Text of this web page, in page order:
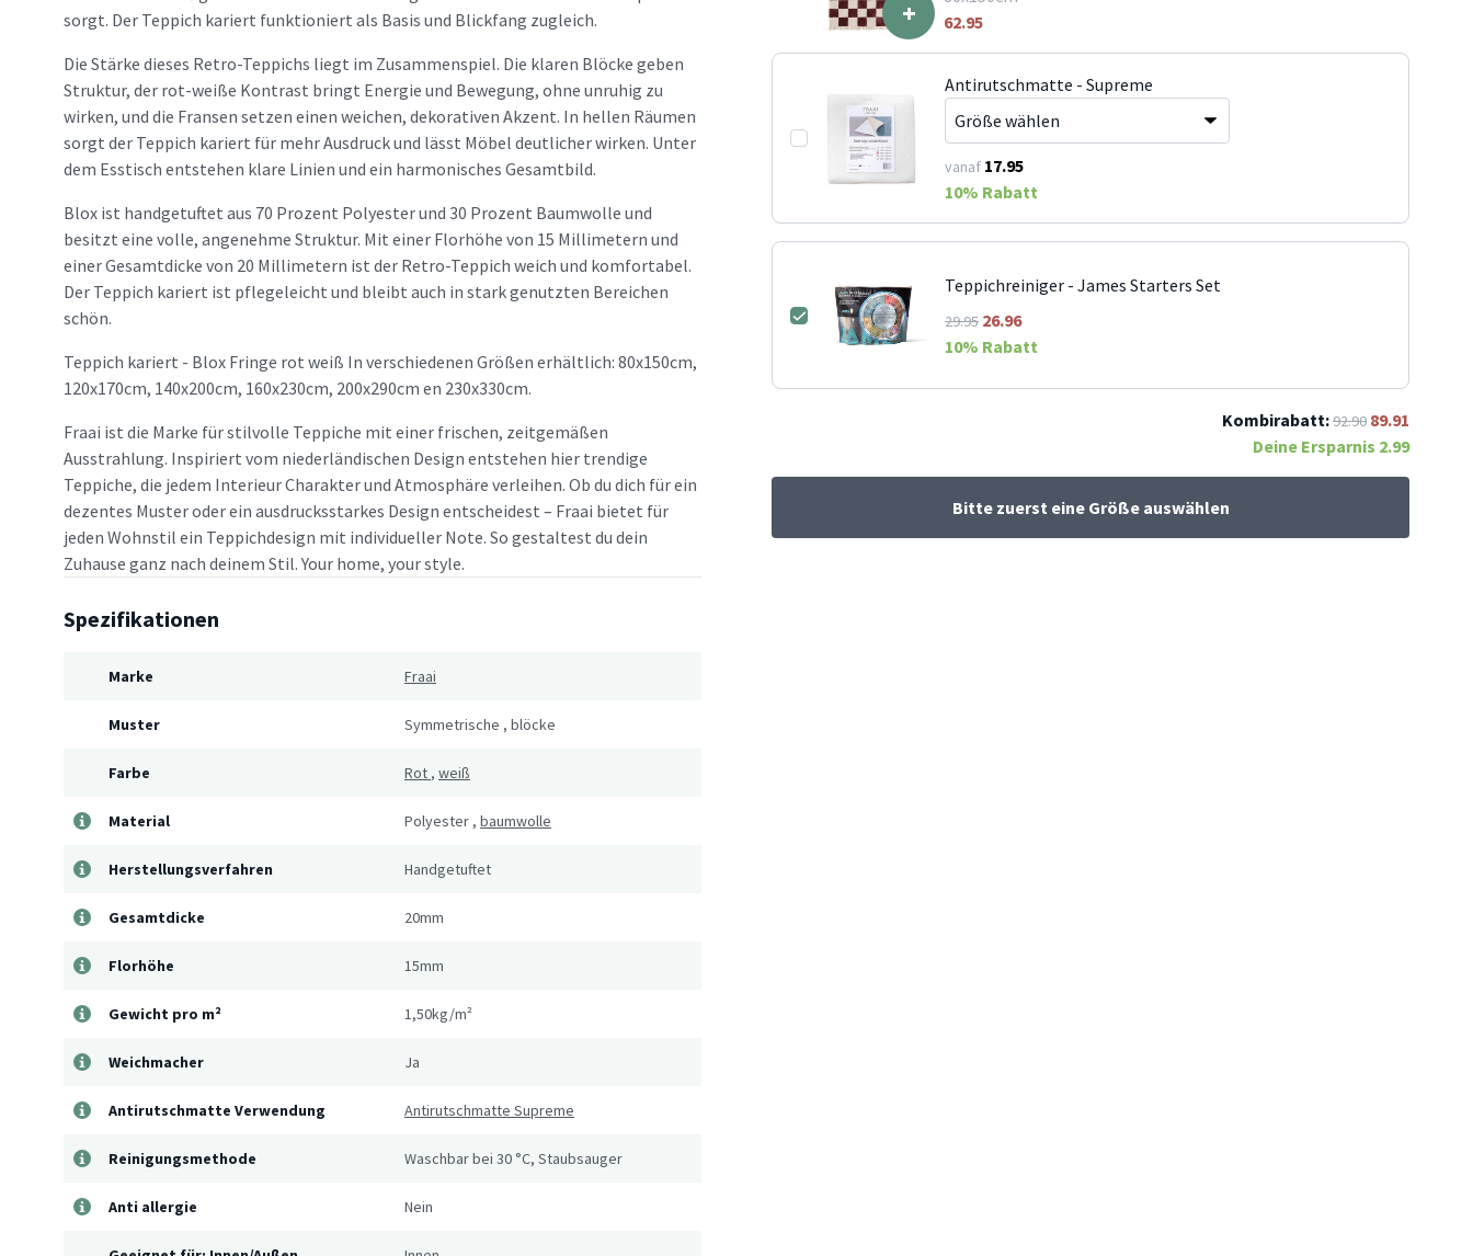
sorgt. Der Teppich kariert funktioniert als Basis und Blickfang zugleich.
Die Stärke dieses Retro-Teppichs liegt im Zusammenspiel. Die klaren Blöcke geben
Struktur, der rot-weiße Kontrast bringt Energie und Bewegung, ohne unruhig zu
wirken, und die Fransen setzen einen weichen, dekorativen Akzent. In hellen Räumen
sorgt der Teppich kariert für mehr Ausdruck und lässt Möbel deutlicher wirken. Unter
dem Esstisch entstehen klare Linien und ein harmonisches Gesamtbild.
Blox ist handgetuftet aus 70 Prozent Polyester und 30 Prozent Baumwolle und
besitzt eine volle, angenehme Struktur. Mit einer Florhöhe von 15 Millimetern und
einer Gesamtdicke von 20 Millimetern ist der Retro-Teppich weich und komfortabel.
Der Teppich kariert ist pflegeleicht und bleibt auch in stark genutzten Bereichen
schön.
Teppich kariert - Blox Fringe rot weiß In verschiedenen Größen erhältlich: 80x150cm,
120x170cm, 140x200cm, 160x230cm, 200x290cm en 230x330cm.
Fraai ist die Marke für stilvolle Teppiche mit einer frischen, zeitgemäßen
Ausstrahlung. Inspiriert vom niederländischen Design entstehen hier trendige
Teppiche, die jedem Interieur Charakter und Atmosphäre verleihen. Ob du dich für ein
dezentes Muster oder ein ausdrucksstarkes Design entscheidest – Fraai bietet für
jeden Wohnstil ein Teppichdesign mit individueller Note. So gestaltest du dein
Zuhause ganz nach deinem Stil. Your home, your style.
Spezifikationen
Marke Fraai
Muster Symmetrische , blöcke
Farbe Rot , weiß
Material Polyester , baumwolle
Herstellungsverfahren Handgetuftet
Gesamtdicke 20mm
Florhöhe 15mm
Gewicht pro m² 1,50kg/m²
Weichmacher Ja
Antirutschmatte Verwendung Antirutschmatte Supreme
Reinigungsmethode Waschbar bei 30 °C, Staubsauger
Anti allergie Nein
+
62.95
Antirutschmatte - Supreme
vanaf 17.95
10% Rabatt
Teppichreiniger - James Starters Set
29.95 26.96
10% Rabatt
Kombirabatt:92.90 89.91
Deine Ersparnis 2.99
Bitte zuerst eine Größe auswählen